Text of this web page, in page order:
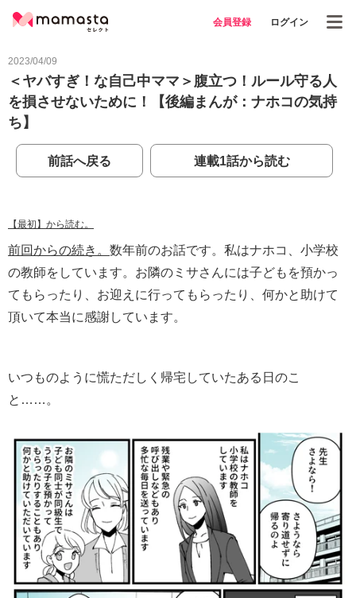
会員登録 ログイン
2023/04/09
＜ヤバすぎ！な自己中ママ＞腹立つ！ルール守る人
を損させないために！【後編まんが：ナホコの気持
ち】
前話へ戻る 連載1話から読む
【最初】から読む。
前回からの続き。 数年前のお話です。私はナホコ、小学校
の教師をしています。お隣のミサさんには子どもを預かっ
てもらったり、お迎えに行ってもらったり、何かと助けて
頂いて本当に感謝しています。
いつものように慌ただしく帰宅していたある日のこ
と……。